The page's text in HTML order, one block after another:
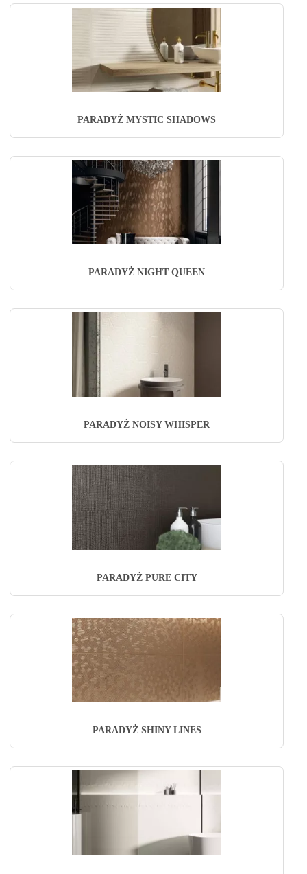
PARADYŻ MYSTIC SHADOWS
PARADYŻ NIGHT QUEEN
PARADYŻ NOISY WHISPER
PARADYŻ PURE CITY
PARADYŻ SHINY LINES